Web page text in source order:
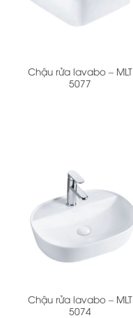
Chậu rửa lavabo – MLT
5077
Chậu rửa lavabo – MLT
5074